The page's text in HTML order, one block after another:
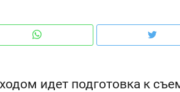
идет подготовка к